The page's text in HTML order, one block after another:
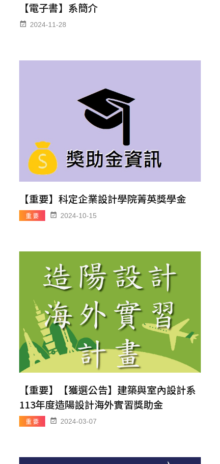
【電子書】系簡介
2024-11-28
【重要】科定企業設計學院菁英獎學金
重 要 2024-10-15
【重要】【獲選公告】建築與室內設計系
113年度造陽設計海外實習獎助金
重 要 2024-03-07